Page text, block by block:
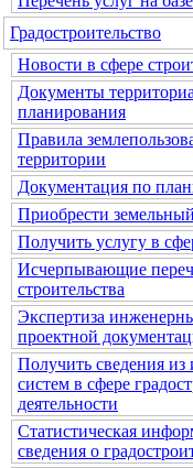
Градостроительство
Новости в сфере
Документы
планирования
Правила
территории
Документация по
Приобрести
Получить услугу в
Исчерпывающие
строительства
Экспертиза
проектной
Получить сведения
систем в сфере
деятельности
Статистическая
сведения о